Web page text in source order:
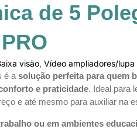
de 5
visão, Vídeo ampliadores/lupa
é a solução perfeita para quem
e praticidade. Ideal para
e até mesmo para auxiliar na
ou em ambientes